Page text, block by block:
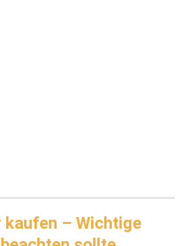
– Wichtige